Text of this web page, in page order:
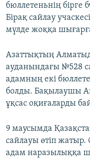
бюллетеньнің бірге
Бірақ сайлау
мүлде жоққа
Азаттықтың
ауданындағы №528
адамның екі
болды. Бақылаушы
ұқсас оқиғаларды
9 маусымда
сайлауы өтіп
адам наразылыққа